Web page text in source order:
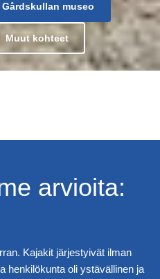
Gårdskullan museo
Muut kohteet
arvioita:
Kajakit järjestyivät ilman
henkilökunta oli ystävällinen ja